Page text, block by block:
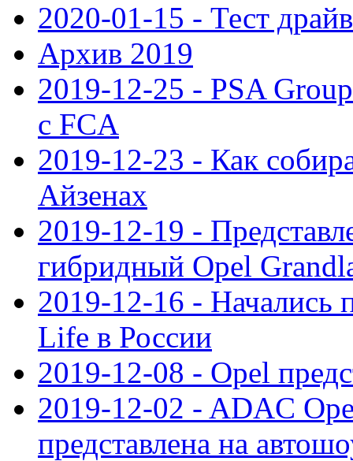
2020-01-15 - Тест
Архив 2019
2019-12-25 - PSA
с FCA
2019-12-23 - Как
Айзенах
2019-12-19 -
гибридный Opel
2019-12-16 - Начались
Life в России
2019-12-08 - Opel
2019-12-02 - ADAC
представлена на